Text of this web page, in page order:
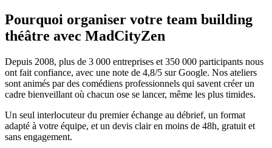
Pourquoi organiser votre team building
théâtre avec MadCityZen
Depuis 2008, plus de 3 000 entreprises et 350 000 participants nous
ont fait confiance, avec une note de 4,8/5 sur Google. Nos ateliers
sont animés par des comédiens professionnels qui savent créer un
cadre bienveillant où chacun ose se lancer, même les plus timides.
Un seul interlocuteur du premier échange au débrief, un format
adapté à votre équipe, et un devis clair en moins de 48h, gratuit et
sans engagement.